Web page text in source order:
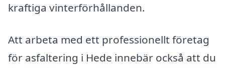
kraftiga vinterförhållanden.
Att arbeta med ett professionellt företag
för asfaltering i Hede innebär också att du